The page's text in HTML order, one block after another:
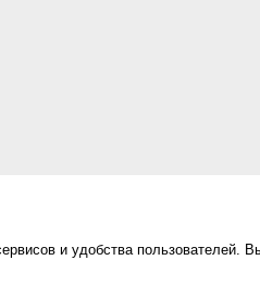
и удобства пользователей.